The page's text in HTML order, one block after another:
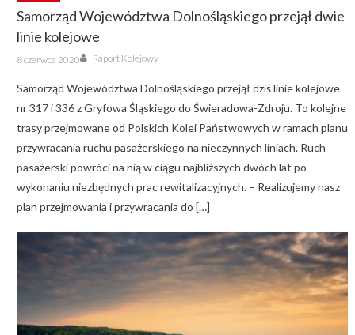
Samorząd Województwa Dolnośląskiego przejął dwie
linie kolejowe
Posted
on
8 czerwca 2020 Author
Raport Kolejowy
Samorząd Województwa Dolnośląskiego przejął dziś linie kolejowe
nr 317 i 336 z Gryfowa Śląskiego do Świeradowa-Zdroju. To kolejne
trasy przejmowane od Polskich Kolei Państwowych w ramach planu
przywracania ruchu pasażerskiego na nieczynnych liniach. Ruch
pasażerski powróci na nią w ciągu najbliższych dwóch lat po
wykonaniu niezbędnych prac rewitalizacyjnych. – Realizujemy nasz
plan przejmowania i przywracania do […]